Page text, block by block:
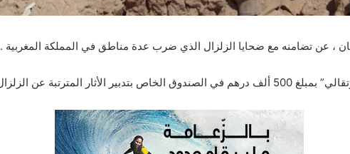
، عن تضامنه مع ضحايا الزلزال الذي ضرب عدة مناطق في المملكة المغربية .
بتدبير الأثار المترتبة عن الزلزال.